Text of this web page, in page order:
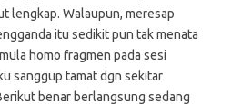
lengkap. Walaupun, meresap
itu sedikit pun tak menata
homo fragmen pada sesi
sanggup tamat dgn sekitar
benar berlangsung sedang